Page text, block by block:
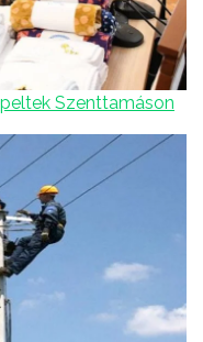
Szenttamáson